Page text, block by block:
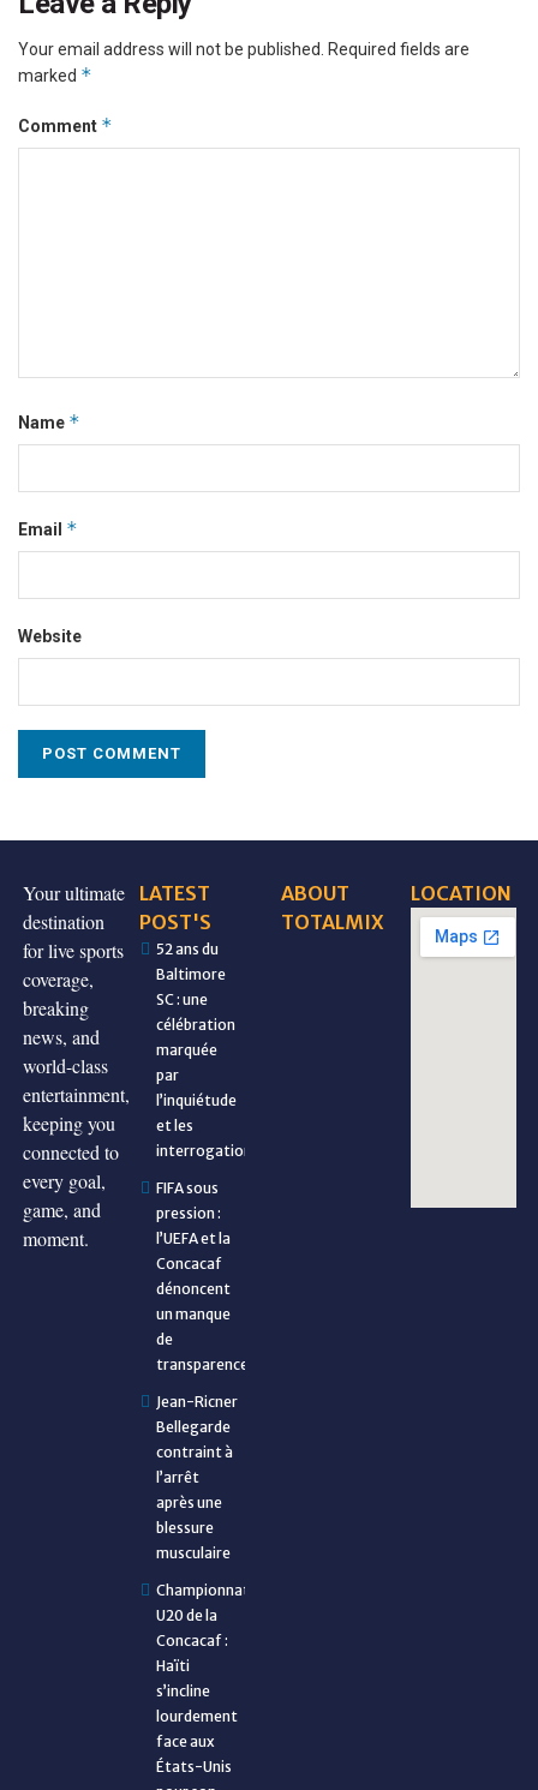
Your email address will not be published. Required fields are
marked *
Comment *
Name *
Email *
Website
Your ultimate
destination
for live sports
coverage,
breaking
news, and
world-class
entertainment,
keeping you
connected to
every goal,
game, and
moment.
LATEST
POST'S
52 ans du
Baltimore
SC : une
célébration
marquée
par
l’inquiétude
et les
interrogations
FIFA sous
pression :
l’UEFA et la
Concacaf
dénoncent
un manque
de
transparence
Jean-Ricner
Bellegarde
contraint à
l’arrêt
après une
blessure
musculaire
Championnat
U20 de la
Concacaf :
Haïti
s’incline
lourdement
face aux
États-Unis
ABOUT
TOTALMIX
LOCATION